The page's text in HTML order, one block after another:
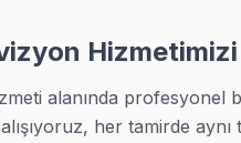
Bahçelievler genelinde
alanında profesyonel
her tamirde